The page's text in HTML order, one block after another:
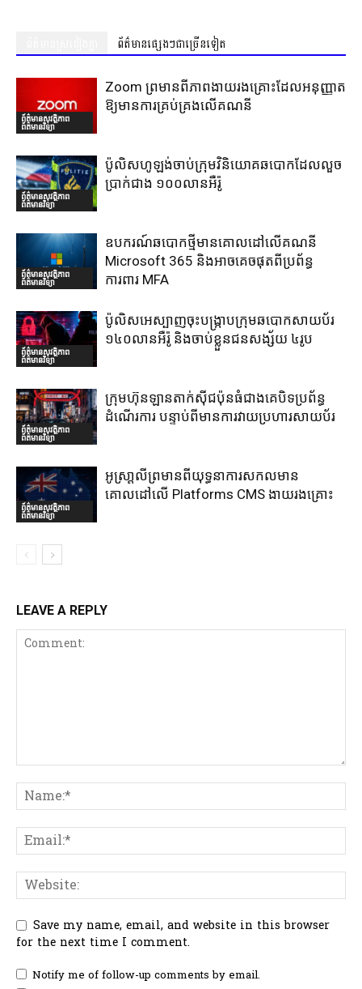
ព័ត៌មានផ្សេងៗជាច្រើនទៀត
ព័ត៌មានសុវត្ថិភាព
ព័ត៌មានវិទ្យា
Zoom ព្រមានពីភាពងាយរងគ្រោះដែលអនុញ្ញាត
ឱ្យមានការគ្រប់គ្រងលើគណនី
ព័ត៌មានសុវត្ថិភាព
ព័ត៌មានវិទ្យា
ប៉ូលិសហូឡង់ចាប់ក្រុមវិនិយោគឆបោកដែលលួច
ប្រាក់ជាង ១០០លានអឺរ៉ូ
ព័ត៌មានសុវត្ថិភាព
ព័ត៌មានវិទ្យា
ឧបករណ៍ឆបោកថ្មីមានគោលដៅលើគណនី
Microsoft 365 និងអាចគេចផុតពីប្រព័ន្ធ
ការពារ MFA
ព័ត៌មានសុវត្ថិភាព
ព័ត៌មានវិទ្យា
ប៉ូលិសអេស្បាញចុះបង្រ្កាបក្រុមឆបោកសាយប័រ
១៤០លានអឺរ៉ូ និងចាប់ខ្លួនជនសង្ស័យ ៤រូប
ព័ត៌មានសុវត្ថិភាព
ព័ត៌មានវិទ្យា
ក្រុមហ៊ុនឡានតាក់ស៊ីជប៉ុនធំជាងគេបិទប្រព័ន្ធ
ដំណើរការ បន្ទាប់ពីមានការវាយប្រហារសាយប័រ
ព័ត៌មានសុវត្ថិភាព
ព័ត៌មានវិទ្យា
អូស្រា្តលីព្រមានពីយុទ្ធនាការសកលមាន
គោលដៅលើ Platforms CMS ងាយរងគ្រោះ
LEAVE A REPLY
Save my name, email, and website in this browser
for the next time I comment.
Notify me of follow-up comments by email.